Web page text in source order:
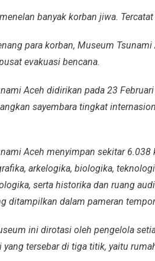
banyak korban jiwa.
para korban, Museum
evakuasi bencana.
Aceh didirikan pada 23
sayembara tingkat
Aceh menyimpan sekitar
arkelogika, biologika,
serta historika dan ruang
ditampilkan dalam pameran
ini dirotasi oleh pengelola
yang tersebar di tiga titik, yaitu